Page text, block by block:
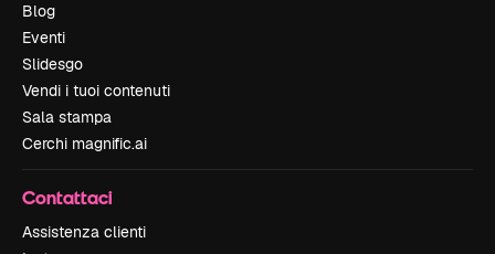
Blog
Eventi
Slidesgo
Vendi i tuoi contenuti
Sala stampa
Cerchi magnific.ai
Contattaci
Assistenza clienti